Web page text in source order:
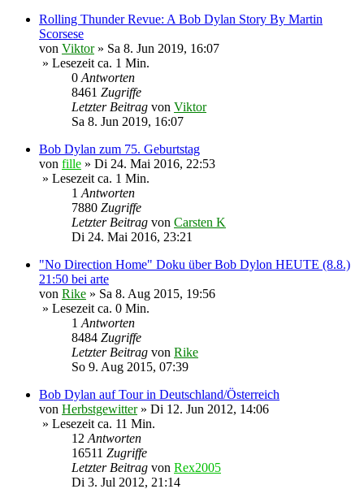
Rolling Thunder Revue: A Bob Dylan Story By Martin
Scorsese
von Viktor» Sa 8. Jun 2019, 16:07
» Lesezeit ca. 1 Min.
0Antworten
8461 Zugriffe
Letzter Beitrag von Viktor
Sa 8. Jun 2019, 16:07
Bob Dylan zum 75. Geburtstag
von fille » Di 24. Mai 2016, 22:53
» Lesezeit ca. 1 Min.
1Antworten
7880 Zugriffe
Letzter Beitrag von Carsten K
Di 24. Mai 2016, 23:21
"No Direction Home" Doku über Bob Dylon HEUTE (8.8.)
21:50 bei arte
von Rike » Sa 8. Aug 2015, 19:56
» Lesezeit ca. 0 Min.
1Antworten
8484 Zugriffe
Letzter Beitrag von Rike
So 9. Aug 2015, 07:39
Bob Dylan auf Tour in Deutschland/Österreich
von Herbstgewitter» Di 12. Jun 2012, 14:06
» Lesezeit ca. 11 Min.
12Antworten
16511 Zugriffe
Letzter Beitrag von Rex2005
Di 3. Jul 2012, 21:14